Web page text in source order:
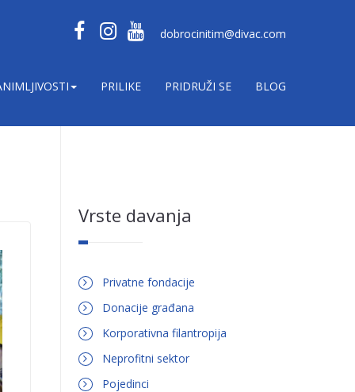
dobrocinitim@divac.com
PRILIKE PRIDRUŽI SE BLOG
Vrste davanja
Privatne fondacije
Donacije građana
Korporativna filantropija
Neprofitni sektor
Pojedinci